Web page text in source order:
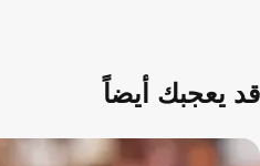
قد يعجبك أيضاً